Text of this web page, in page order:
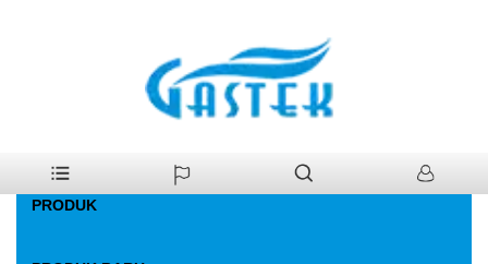
Boiler Kombinasi Gas Konvensional
PRODUK